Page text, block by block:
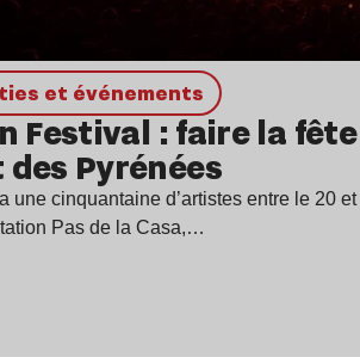
et événements
Festival : faire la fête
Pyrénées
une cinquantaine d’artistes entre le 20 et
Pas de la Casa,…